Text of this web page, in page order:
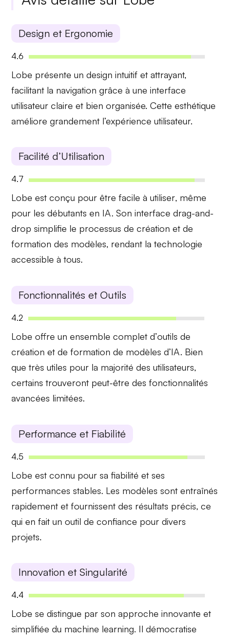
Design et Ergonomie
4.6
Lobe présente undesign intuitif et attrayant,
facilitant la navigation grâce à une interface
utilisateur claire et bien organisée. Cette esthétique
améliore grandement l’expérience utilisateur.
Facilité d’Utilisation
4.7
Lobe est conçu pour êtrefacile à utiliser, même
pour les débutants en IA. Son interface drag-and-
drop simplifie le processus de création et de
formation des modèles, rendant la technologie
accessible à tous.
Fonctionnalités et Outils
4.2
Lobe offre un ensemble complet d’outils de
création et de formation de modèles d’IA. Bien
que très utiles pour la majorité des utilisateurs,
certains trouveront peut-être des fonctionnalités
avancées limitées.
Performance et Fiabilité
4.5
Lobe est connu pour safiabilité et ses
performances stables. Les modèles sont entraînés
rapidement et fournissent des résultats précis, ce
qui en fait un outil de confiance pour divers
projets.
Innovation et Singularité
4.4
Lobe se distingue par son approcheinnovante et
simplifiée du machine learning. Il démocratise